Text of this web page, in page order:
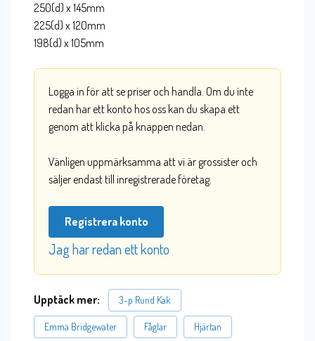
250(d) x 145mm
225(d) x 120mm
198(d) x 105mm
Logga in för att se priser och handla. Om du inte
redan har ett konto hos oss kan du skapa ett
genom att klicka på knappen nedan.
Vänligen uppmärksamma att vi är grossister och
säljer endast till inregistrerade företag.
Registrera konto
Jag har redan ett konto
Upptäck mer: 3-p Rund Kak
Emma Bridgewater Fåglar Hjärtan